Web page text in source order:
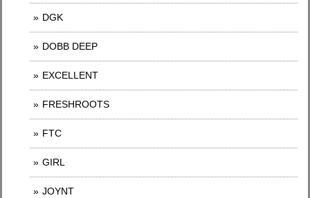
DGK
DOBB DEEP
EXCELLENT
FRESHROOTS
FTC
GIRL
JOYNT